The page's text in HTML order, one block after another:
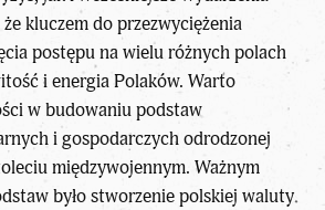
kluczem do przezwyciężenia
postępu na wielu różnych polach
i energia Polaków. Warto
w budowaniu podstaw
i gospodarczych odrodzonej
międzywojennym. Ważnym
było stworzenie polskiej waluty